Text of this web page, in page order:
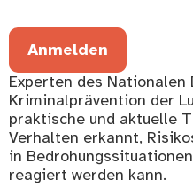
Anmelden
Experten des Nationalen
Kriminalprävention der
praktische und aktuelle
Verhalten erkannt,
in
reagiert werden kann.